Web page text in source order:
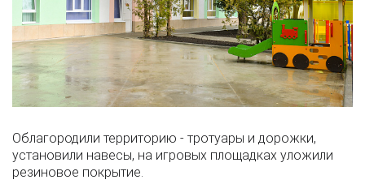
Облагородили территорию - тротуары и дорожки,
установили навесы, на игровых площадках уложили
резиновое покрытие.